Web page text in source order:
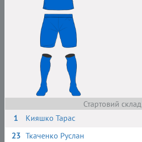
Стартовий склад
1
Кияшко Тарас
23 Ткаченко Руслан